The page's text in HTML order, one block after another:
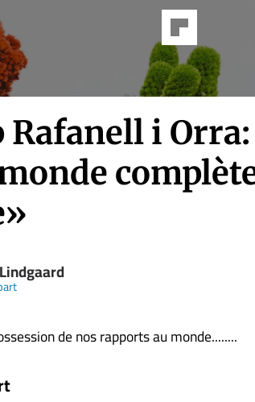
Rafanell i
de nos rapports au monde........